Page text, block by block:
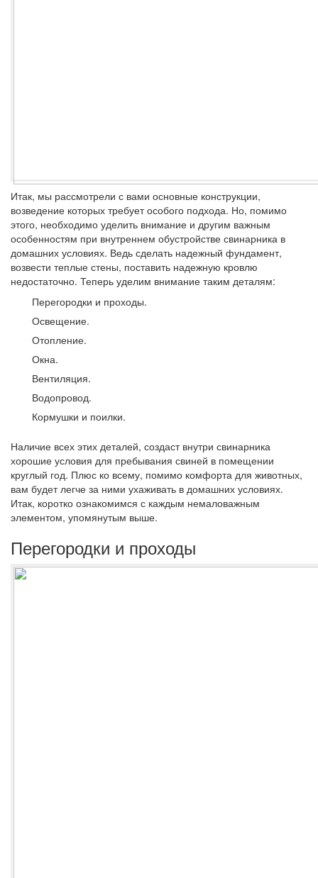
Итак, мы рассмотрели с вами основные конструкции,
возведение которых требует особого подхода. Но, помимо
этого, необходимо уделить внимание и другим важным
особенностям при внутреннем обустройстве свинарника в
домашних условиях. Ведь сделать надежный фундамент,
возвести теплые стены, поставить надежную кровлю
недостаточно. Теперь уделим внимание таким деталям:
Перегородки и проходы.
Освещение.
Отопление.
Окна.
Вентиляция.
Водопровод.
Кормушки и поилки.
Наличие всех этих деталей, создаст внутри свинарника
хорошие условия для пребывания свиней в помещении
круглый год. Плюс ко всему, помимо комфорта для животных,
вам будет легче за ними ухаживать в домашних условиях.
Итак, коротко ознакомимся с каждым немаловажным
элементом, упомянутым выше.
Перегородки и проходы